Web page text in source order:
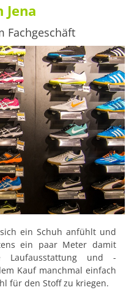
Fachgeschäft
ein Schuh anfühlt und
ein paar Meter damit
Laufausstattung und -
Kauf manchmal einfach
für den Stoff zu kriegen.